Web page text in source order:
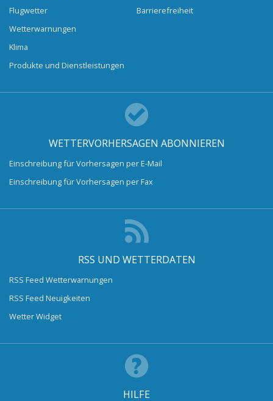
Flugwetter
Wetterwarnungen
Klima
Produkte und Dienstleistungen
Barrierefreiheit
WETTERVORHERSAGEN ABONNIEREN
Einschreibung für Vorhersagen per E-Mail
Einschreibung für Vorhersagen per Fax
RSS UND WETTERDATEN
RSS Feed Wetterwarnungen
RSS Feed Neuigkeiten
Wetter Widget
HILFE